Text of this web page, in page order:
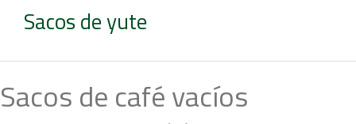
Sacos de yute
Sacos de café vacíos